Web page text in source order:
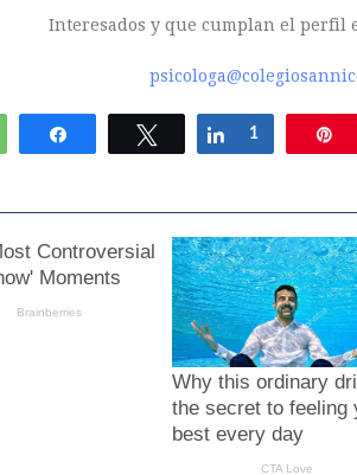
Interesados y que cumplan el perfil
WhatsApp Compartir Twittear Compartir
1